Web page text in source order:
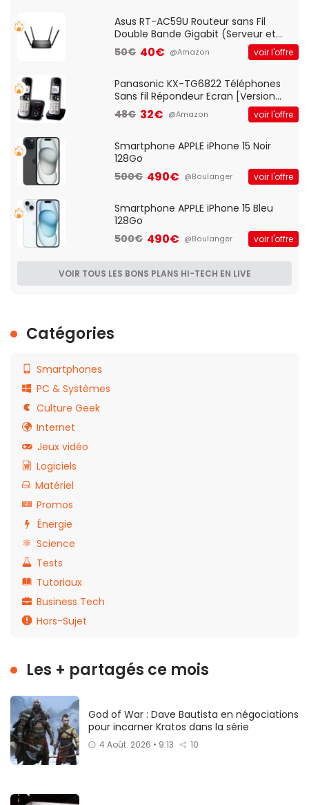
Asus RT-AC59U Routeur sans Fil
Double Bande Gigabit (Serveur et
Client VPN, Triple Vlan, Mode Point
d'accès et Bridge, contrôle Parental,
50€ 40€ @Amazon voir l'offre
Panasonic KX-TG6822 Téléphones
Sans fil Répondeur Ecran [Version
Française]
48€ 32€ @Amazon voir l'offre
Smartphone APPLE iPhone 15 Noir
128Go
500€ 490€ @Boulanger voir l'offre
Smartphone APPLE iPhone 15 Bleu
128Go
500€ 490€ @Boulanger voir l'offre
VOIR TOUS LES BONS PLANS HI-TECH EN LIVE
Catégories
Smartphones
PC & Systèmes
Culture Geek
Internet
Jeux vidéo
Logiciels
Matériel
Promos
Énergie
Science
Tests
Tutoriaux
Business Tech
Hors-Sujet
Les + partagés ce mois
God of War : Dave Bautista en négociations
pour incarner Kratos dans la série
4 Août. 2026 • 9:13 10